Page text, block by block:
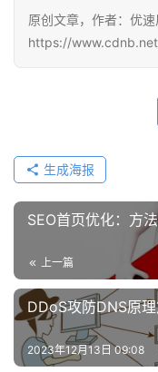
社
区
态
原创文章，作者：优
https://
生成海报
SEO首页优化：方
上一篇
DDoS攻防DNS原
2023年12月13日 09:08